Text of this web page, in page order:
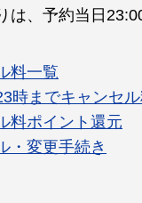
は、予約当日
料一覧
時までキャンセ
料ポイント還元
・変更手続き